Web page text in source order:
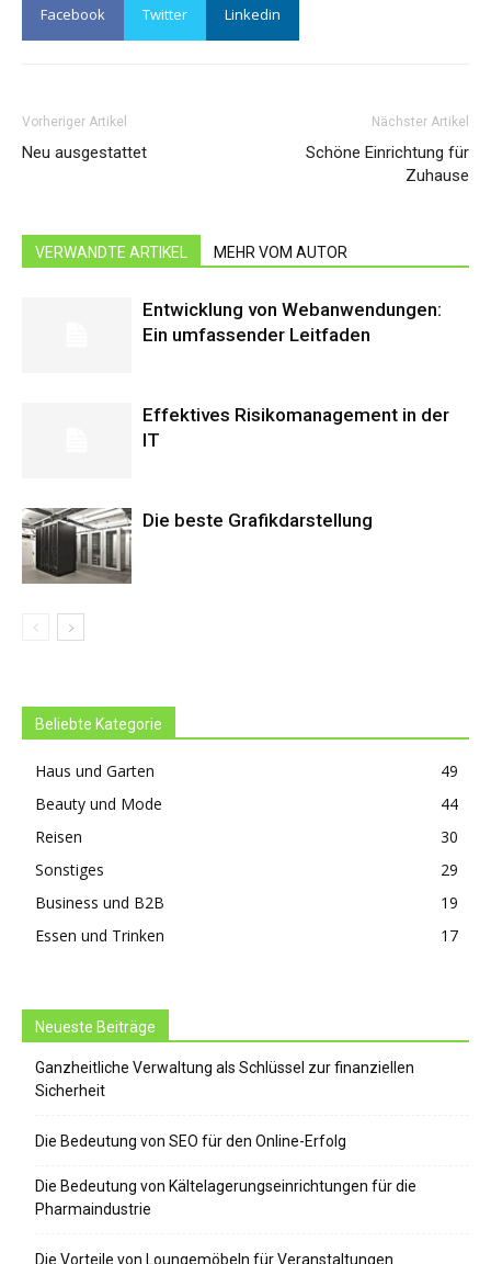
Facebook Twitter Linkedin
Vorheriger Artikel
Neu ausgestattet
Nächster Artikel
Schöne Einrichtung für
Zuhause
VERWANDTE ARTIKEL MEHR VOM AUTOR
Entwicklung von Webanwendungen:
Ein umfassender Leitfaden
Effektives Risikomanagement in der
IT
Die beste Grafikdarstellung
Beliebte Kategorie
Haus und Garten
49
Beauty und Mode
44
Reisen
30
Sonstiges
29
Business und B2B
19
Essen und Trinken
17
Neueste Beiträge
Ganzheitliche Verwaltung als Schlüssel zur finanziellen
Sicherheit
Die Bedeutung von SEO für den Online-Erfolg
Die Bedeutung von Kältelagerungseinrichtungen für die
Pharmaindustrie
Die Vorteile von Loungemöbeln für Veranstaltungen